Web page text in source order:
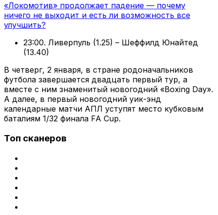
«Локомотив» продолжает падение — почему
ничего не выходит и есть ли возможность все
улучшить?
23:00. Ливерпуль (1.25) – Шеффилд Юнайтед
(13.40)
В четверг, 2 января, в стране родоначальников
футбола завершается двадцать первый тур, а
вместе с ним знаменитый новогодний «Boxing Day».
А далее, в первый новогодний уик-энд
календарные матчи АПЛ уступят место кубковым
баталиям 1/32 финала FA Cup.
Топ сканеров